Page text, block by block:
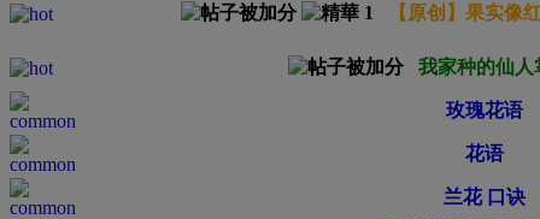
【原创】果实像
我家种的仙人
玫瑰花语
花语
兰花 口诀